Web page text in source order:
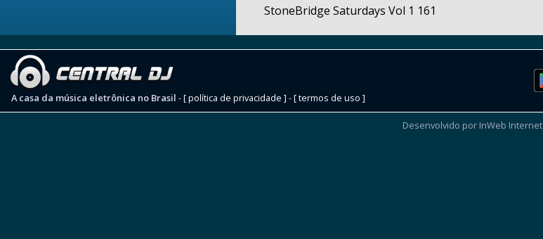
StoneBridge Saturdays Vol 1 161
A casa da música eletrônica no Brasil -[ política de privacidade ] -[ termos de uso ]
Desenvolvido por InWeb Internet